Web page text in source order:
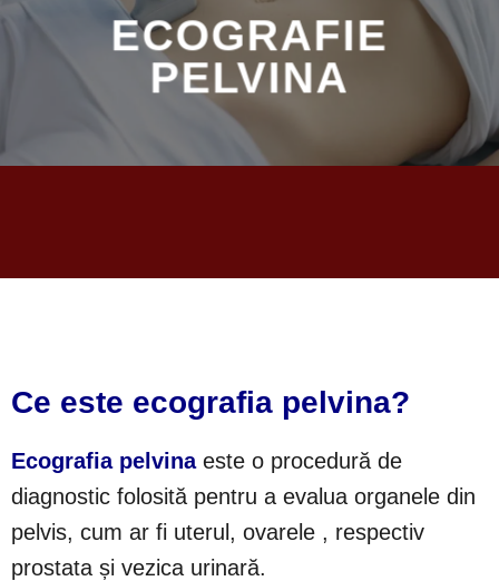
ECOGRAFIE
PELVINA
Ce este ecografia pelvina?
Ecografia pelvinaeste o procedură de
diagnostic folosită pentru a evalua organele din
pelvis, cum ar fi uterul, ovarele , respectiv
prostata și vezica urinară.